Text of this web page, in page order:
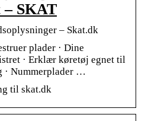
SKAT
– Skat.dk
plader · Dine
· Erklær køretøj egnet til
· Nummerplader …
til skat.dk